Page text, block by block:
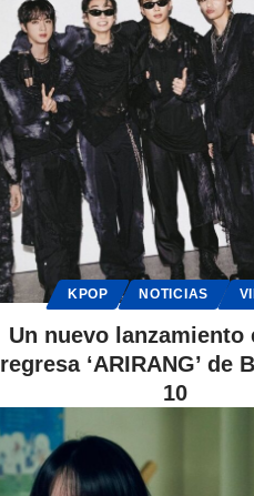
KPOP NOTICIAS
Un nuevo lanzamiento
regresa ‘ARIRANG’ de
10